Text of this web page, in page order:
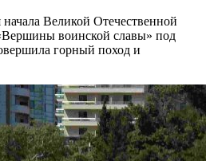
Великой Отечественной
воинской славы» под
горный поход и